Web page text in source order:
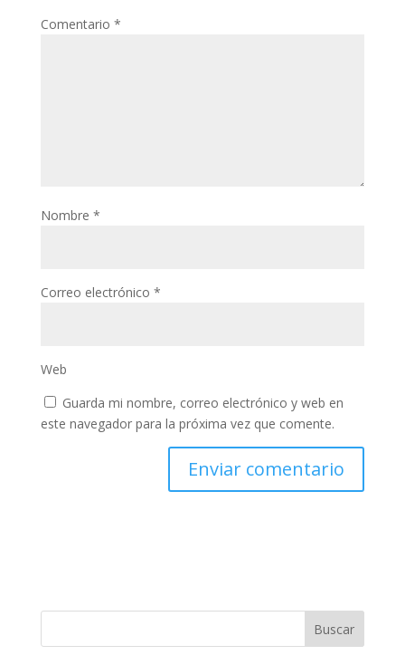
Comentario *
Nombre *
Correo electrónico *
Web
Guarda mi nombre, correo electrónico y web en
este navegador para la próxima vez que comente.